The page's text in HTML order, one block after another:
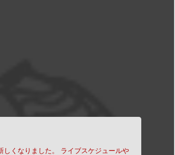
くなりました。
ライブスケジュールや